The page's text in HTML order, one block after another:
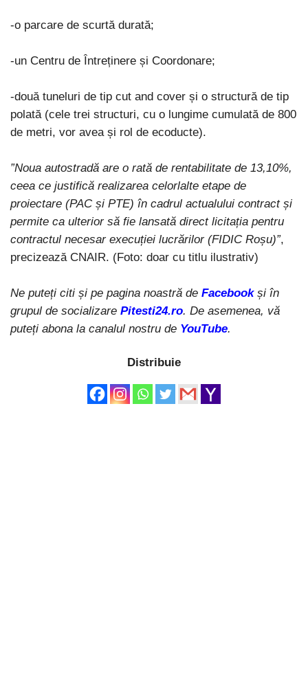
-o parcare de scurtă durată;
-un Centru de Întreținere și Coordonare;
-două tuneluri de tip cut and cover și o structură de tip
polată (cele trei structuri, cu o lungime cumulată de 800
de metri, vor avea și rol de ecoducte).
”Noua autostradă are o rată de rentabilitate de 13,10%,
ceea ce justifică realizarea celorlalte etape de
proiectare (PAC și PTE) în cadrul actualului contract și
permite ca ulterior să fie lansată direct licitația pentru
contractul necesar execuției lucrărilor (FIDIC Roșu)”,
precizează CNAIR. (Foto: doar cu titlu ilustrativ)
Ne puteți citi și pe pagina noastră de Facebook și în
grupul de socializare Pitesti24.ro. De asemenea, vă
puteți abona la canalul nostru de YouTube.
Distribuie